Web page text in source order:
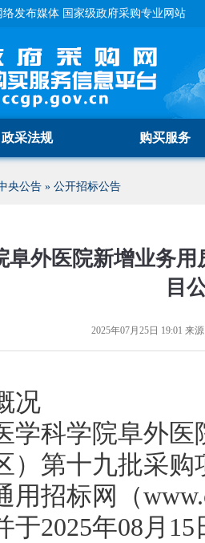
发布媒体 国家级政府采购专业网站
政采法规 购买服务
央公告 » 公开招标公告
阜外医院新增业务
目
2025年07月25日 19:01 来
况
学科学院阜外
）第十九批采
用招标网（
于2025年08月